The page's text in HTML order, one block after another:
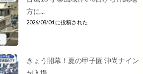
方に...
2026/08/04 に投稿された
きょう開幕！夏の甲子園 沖尚ナイン